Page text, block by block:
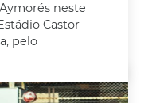
neste
Castor
pelo